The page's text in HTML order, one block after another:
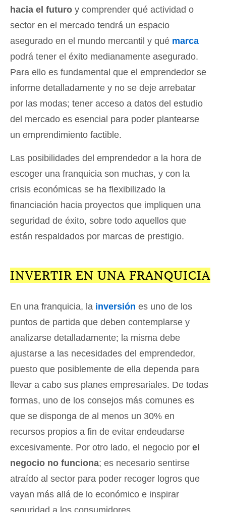
hacia el futuro y comprender qué actividad o
sector en el mercado tendrá un espacio
asegurado en el mundo mercantil y qué marca
podrá tener el éxito medianamente asegurado.
Para ello es fundamental que el emprendedor se
informe detalladamente y no se deje arrebatar
por las modas; tener acceso a datos del estudio
del mercado es esencial para poder plantearse
un emprendimiento factible.
Las posibilidades del emprendedor a la hora de
escoger una franquicia son muchas, y con la
crisis económicas se ha flexibilizado la
financiación hacia proyectos que impliquen una
seguridad de éxito, sobre todo aquellos que
están respaldados por marcas de prestigio.
INVERTIR EN UNA FRANQUICIA
En una franquicia, la inversión es uno de los
puntos de partida que deben contemplarse y
analizarse detalladamente; la misma debe
ajustarse a las necesidades del emprendedor,
puesto que posiblemente de ella dependa para
llevar a cabo sus planes empresariales. De todas
formas, uno de los consejos más comunes es
que se disponga de al menos un 30% en
recursos propios a fin de evitar endeudarse
excesivamente. Por otro lado, el negocio por el
negocio no funciona; es necesario sentirse
atraído al sector para poder recoger logros que
vayan más allá de lo económico e inspirar